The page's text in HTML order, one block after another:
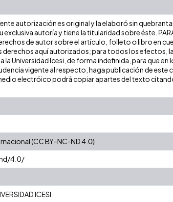
autorización es original y la elaboró sin
autoría y tiene la titularidad sobre éste.
de autor sobre el artículo, folleto o libro en
aquí autorizados; para todos los efectos,
Universidad Icesi, de forma indefinida, para que
vigente al respecto, haga publicación de este
electróico podrá copiar apartes del texto
(CC BY-NC-ND 4.0)
4.0/
ICESI